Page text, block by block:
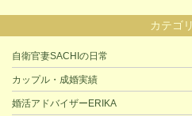
の
カテゴ
自衛官妻SACHIの日常
カップル・成婚実績
婚活アドバイザーERIKA